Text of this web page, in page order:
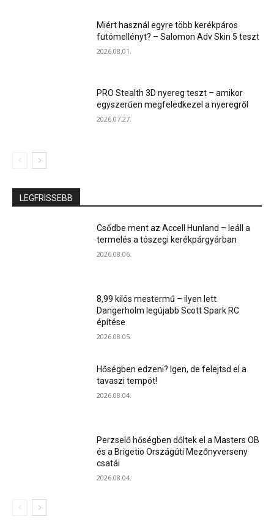
Miért használ egyre több kerékpáros
futómellényt? – Salomon Adv Skin 5 teszt
2026.08.01.
PRO Stealth 3D nyereg teszt – amikor
egyszerűen megfeledkezel a nyeregről
2026.07.27.
LEGFRISSEBB
Csődbe ment az Accell Hunland – leáll a
termelés a tószegi kerékpárgyárban
2026.08.06.
8,99 kilós mestermű – ilyen lett
Dangerholm legújabb Scott Spark RC
építése
2026.08.05.
Hőségben edzeni? Igen, de felejtsd el a
tavaszi tempót!
2026.08.04.
Perzselő hőségben dőltek el a Masters OB
és a Brigetio Országúti Mezőnyverseny
csatái
2026.08.04.